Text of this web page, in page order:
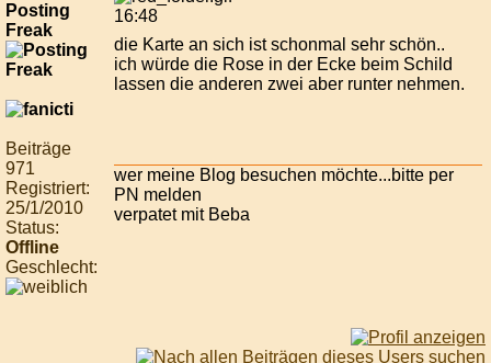
Posting
Freak
Beiträge
971
Registriert:
25/1/2010
Status:
Offline
Geschlecht:
16:48
die Karte an sich ist schonmal sehr schön..
ich würde die Rose in der Ecke beim Schild
lassen die anderen zwei aber runter nehmen.
wer meine Blog besuchen möchte...bitte per
PN melden
verpatet mit Beba